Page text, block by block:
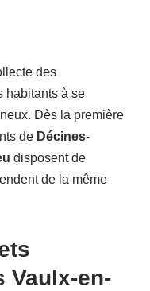
des
habitants à se
Dès la première
de Décines-
disposent de
de la même
Vaulx-en-